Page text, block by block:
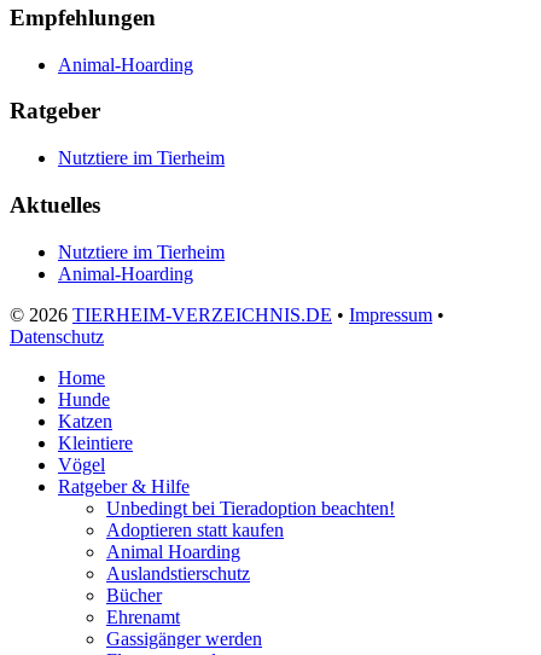
Empfehlungen
Animal-Hoarding
Ratgeber
Nutztiere im Tierheim
Aktuelles
Nutztiere im Tierheim
Animal-Hoarding
© 2026 TIERHEIM-VERZEICHNIS.DE • Impressum •
Datenschutz
Home
Hunde
Katzen
Kleintiere
Vögel
Ratgeber & Hilfe
Unbedingt bei Tieradoption beachten!
Adoptieren statt kaufen
Animal Hoarding
Auslandstierschutz
Bücher
Ehrenamt
Gassigänger werden